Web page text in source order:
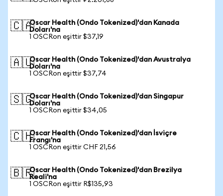
🇨🇦Oscar Health (Ondo Tokenized)'dan Kanada
Doları'na
1 OSCRon eşittir $37,19
🇦🇺Oscar Health (Ondo Tokenized)'dan Avustralya
Doları'na
1 OSCRon eşittir $37,74
🇸🇬Oscar Health (Ondo Tokenized)'dan Singapur
Doları'na
1 OSCRon eşittir $34,05
🇨🇭Oscar Health (Ondo Tokenized)'dan İsviçre
Frangı'na
1 OSCRon eşittir CHF 21,56
🇧🇷Oscar Health (Ondo Tokenized)'dan Brezilya
Reali'na
1 OSCRon eşittir R$135,93